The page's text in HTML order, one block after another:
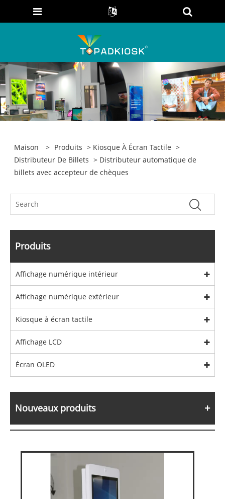
Maison > Produits > Kiosque À Écran Tactile >
Distributeur De Billets > Distributeur automatique de
billets avec accepteur de chèques
Produits
Affichage numérique intérieur
Affichage numérique extérieur
Kiosque à écran tactile
Affichage LCD
Écran OLED
Nouveaux produits